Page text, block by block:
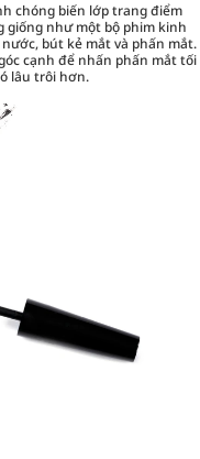
chóng biến lớp trang điểm
giống như một bộ phim kinh
bút kẻ mắt và phấn mắt.
cạnh để nhấn phấn mắt tối
lâu trôi hơn.